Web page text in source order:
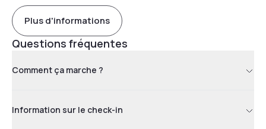
Plus d'informations
Questions fréquentes
Comment ça marche ?
Information sur le check-in